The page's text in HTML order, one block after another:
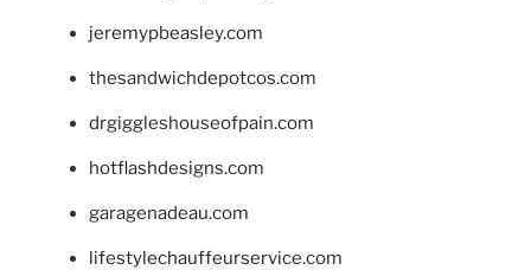
jeremypbeasley.com
thesandwichdepotcos.com
drgiggleshouseofpain.com
hotflashdesigns.com
garagenadeau.com
lifestylechauffeurservice.com